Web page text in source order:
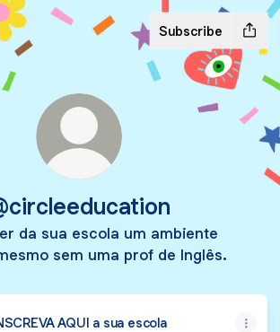
Subscribe
da sua escola um ambiente
sem uma prof de Inglês.
AQUI a sua escola